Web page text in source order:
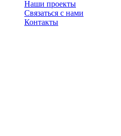
Наши проекты
Связаться с нами
Контакты